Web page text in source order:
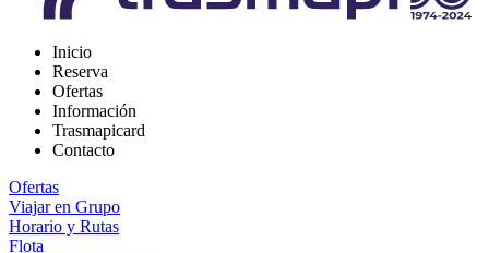
Inicio
Reserva
Ofertas
Información
Trasmapicard
Contacto
Ofertas
Viajar en Grupo
Horario y Rutas
Flota